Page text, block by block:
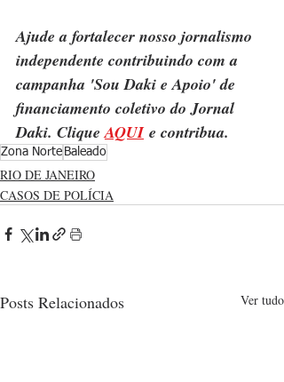
Ajude a fortalecer nosso jornalismo
independente contribuindo com a
campanha 'Sou Daki e Apoio' de
financiamento coletivo do Jornal
Daki. Clique AQUI e contribua.
Zona Norte Baleado
RIO DE JANEIRO
CASOS DE POLÍCIA
Posts Relacionados Ver tudo